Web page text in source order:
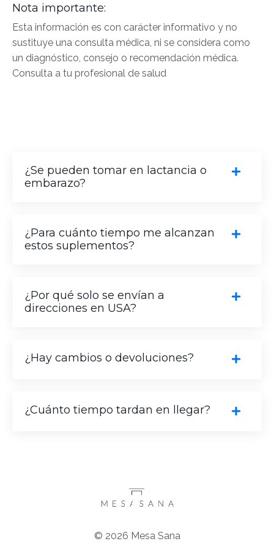
Nota importante:
Esta información es con carácter informativo y no
sustituye una consulta médica, ni se considera como
un diagnóstico, consejo o recomendación médica.
Consulta a tu profesional de salud
¿Se pueden tomar en lactancia o
embarazo?
¿Para cuánto tiempo me alcanzan
estos suplementos?
¿Por qué solo se envían a
direcciones en USA?
¿Hay cambios o devoluciones?
¿Cuánto tiempo tardan en llegar?
© 2026 Mesa Sana